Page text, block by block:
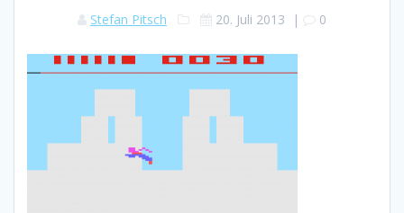
Stefan Pitsch 20. Juli 2013 | 0